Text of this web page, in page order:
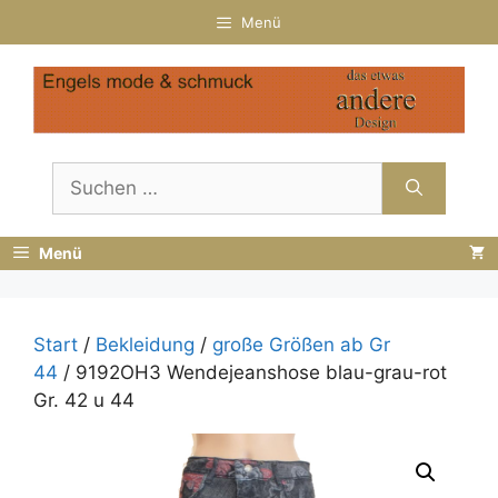
Inhalt
springen
Menü
nach:
Menü
Start / Bekleidung / große Größen ab Gr
44 / 9192OH3 Wendejeanshose blau-grau-rot
Gr. 42 u 44